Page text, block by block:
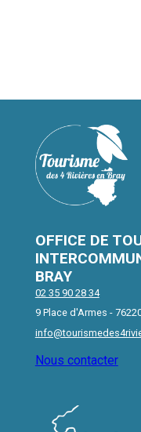
OFFICE DE
BRAY
02 35 90 28 34
9 Place d'Armes -
Nous contacter